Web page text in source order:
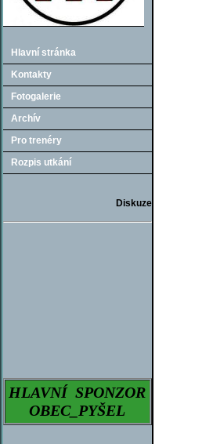
Hlavní stránka
Kontakty
Fotogalerie
Archív
Pro trenéry
Rozpis utkání
Diskuze
HLAVNÍ SPONZOR
OBEC_PYŠEL